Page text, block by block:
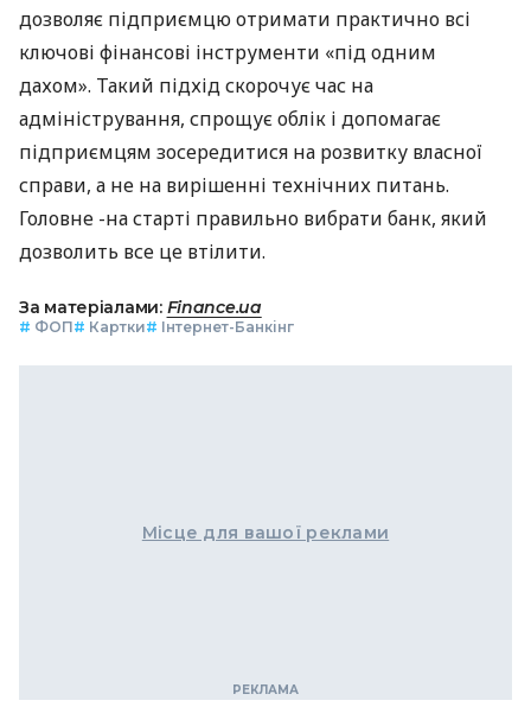
дозволяє підприємцю отримати практично всі
ключові фінансові інструменти «під одним
дахом». Такий підхід скорочує час на
адміністрування, спрощує облік і допомагає
підприємцям зосередитися на розвитку власної
справи, а не на вирішенні технічних питань.
Головне -на старті правильно вибрати банк, який
дозволить все це втілити.
За матеріалами: Finance.ua
# ФОП# Картки# Інтернет-Банкінг
Місце для вашої реклами